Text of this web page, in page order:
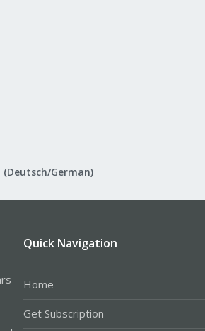
(Deutsch/German)
Quick Navigation
Home
Get Subscription